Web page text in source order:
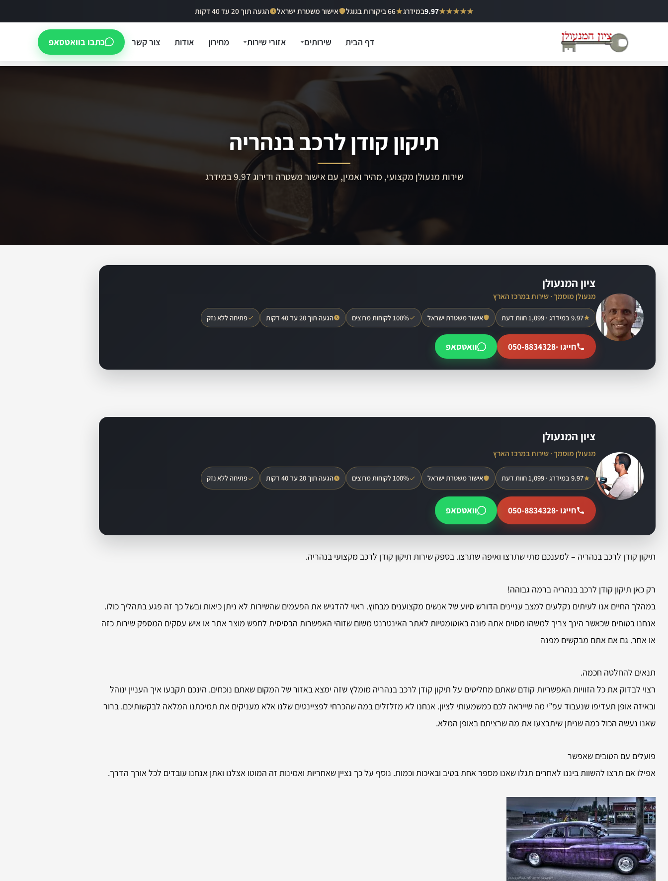
לתוכן
★★★★★
9.97במידרג 66 ביקורות בגוגל אישור משטרת ישראל הגעה תוך 20 עד 40 דקות
דף הבית שירותים אזורי שירות מחירון אודות צור קשר כתבו בוואטסאפ
תיקון קודן לרכב בנהריה
שירות מנעולן מקצועי, מהיר ואמין, עם אישור משטרה ודירוג 9.97 במידרג
ציון המנעולן
מנעולן מוסמך · שירות במרכז הארץ
9.97 במידרג · 1,099 חוות דעת אישור משטרת ישראל 100% לקוחות מרוצים הגעה תוך 20 עד 40 דקות פתיחה ללא נזק
חייגו ·050-8834328 וואטסאפ
ציון המנעולן
מנעולן מוסמך · שירות במרכז הארץ
9.97 במידרג · 1,099 חוות דעת אישור משטרת ישראל 100% לקוחות מרוצים הגעה תוך 20 עד 40 דקות פתיחה ללא נזק
חייגו ·050-8834328 וואטסאפ
תיקון קודן לרכב בנהריה – למענכם מתי שתרצו ואיפה שתרצו. בספק שירות תיקון קודן לרכב מקצועי בנהריה.
רק כאן תיקון קודן לרכב בנהריה ברמה גבוהה!
במהלך החיים אנו לעיתים נקלעים למצב עניינים הדורש סיוע של אנשים מקצוענים מבחוץ. ראוי להדגיש את הפעמים שהשירות לא ניתן כיאות ובשל כך זה פגע בתהליך כולו.
אנחנו בטוחים שכאשר הינך צריך למשהו מסוים אתה פונה באוטומטיות לאתר האינטרנט משום שזוהי האפשרות הבסיסית לחפש מוצר אתר או איש עסקים המספק שירות כזה
או אחר. גם אם אתם מבקשים מפנה
תנאים להחלטה חכמה.
רצוי לבדוק את כל הזוויות האפשריות קודם שאתם מחליטים על תיקון קודן לרכב בנהריה מומלץ שזה ימצא באזור של המקום שאתם נוכחים. הינכם תקבעו איך העניין ינוהל
ובאיזה אופן תעדיפו שנעבוד עפ”י מה שייראה לכם כמשמעותי לציון. אנחנו לא מזלזלים במה שהכרחי לפציינטים שלנו אלא מעניקים את תמיכתנו המלאה לבקשותיכם. ברור
שאנו נעשה הכול כמה שניתן שיתבצעו את מה שרציתם באופן המלא.
פועלים עם הטובים שאפשר
אפילו אם תרצו להשוות ביננו לאחרים תגלו שאנו מספר אחת בטיב ובאיכות וכמות. נוסף על כך נציין שאחריות ואמינות זה המוטו אצלנו ואתן אנחנו עובדים לכל אורך הדרך.